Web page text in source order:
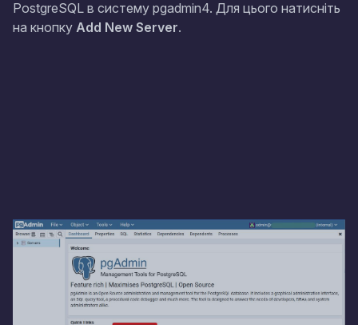
PostgreSQL в систему pgadmin4. Для цього натисніть
на кнопку Add New Server.